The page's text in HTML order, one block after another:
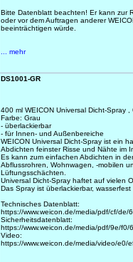
Bitte Datenblatt beachten! Er kann zur
oder vor dem Auftragen anderer
beeinträchtigen würde.
... mehr
DS1001-GR
400 ml WEICON Universal Dicht-Spray ,
Farbe: Grau
- überlackierbar
- für Innen- und Außenbereiche
WEICON Universal Dicht-Spray ist ein
Abdichten feinster Risse und Nähte im
Es kann zum einfachen Abdichten in
Abflussrohren, Wohnwagen, -mobilen
Lüftungsschächten.
Universal Dicht-Spray haftet auf vielen
Das Spray ist überlackierbar,
Technisches Datenblatt:
https://www.weicon.de/media/pdf/cf/de/
Sicherheitsdatenblatt:
https://www.weicon.de/media/pdf/9e/f0/
Video:
https://www.weicon.de/media/video/e0/